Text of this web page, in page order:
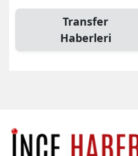
Transfer
Haberleri